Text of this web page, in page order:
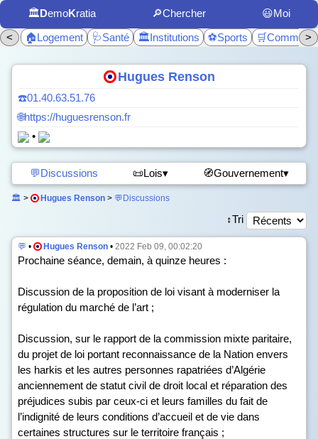
🏛️DemoKratia 🔎Chercher
😃Moi
<
🏠Logement 🩺Santé 🏛️Institutions ⚽Sports >
Hugues Renson
☎️01.40.63.51.76
🌐https://huguesrenson.fr
•
💬Discussions 📜Lois▾ 🧭Gouvernement▾
🏛️ > Hugues Renson > 💬Discussions
↕️Tri
💬 • Hugues Renson • 2022 Feb 09, 00:02:20
Prochaine séance, demain, à quinze heures :
Discussion de la proposition de loi visant à moderniser la
régulation du marché de l’art ;
Discussion, sur le rapport de la commission mixte paritaire,
du projet de loi portant reconnaissance de la Nation envers
les harkis et les autres personnes rapatriées d’Algérie
anciennement de statut civil de droit local et réparation des
préjudices subis par ceux-ci et leurs familles du fait de
l’indignité de leurs conditions d’accueil et de vie dans
certaines structures sur le territoire français ;